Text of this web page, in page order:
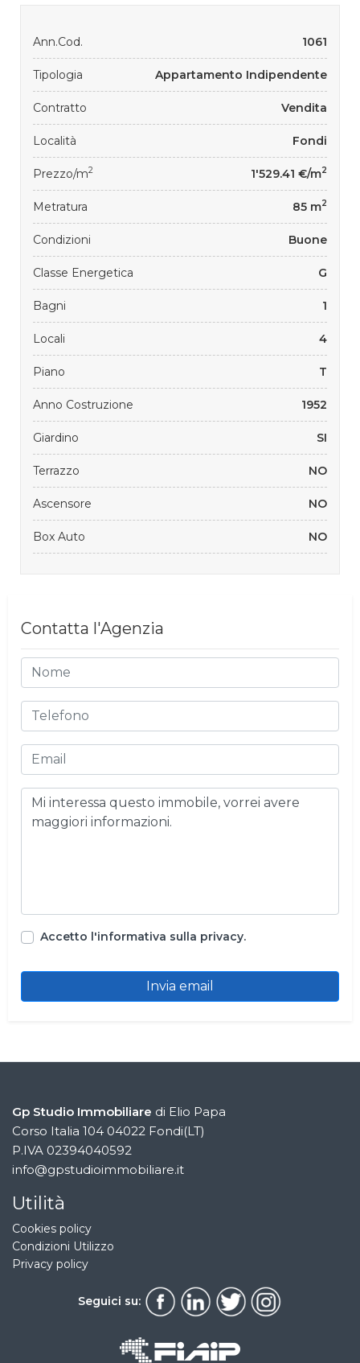
Ann.Cod. 1061
Tipologia Appartamento Indipendente
Contratto Vendita
Località Fondi
Prezzo/m2 1'529.41 €/m2
Metratura 85 m2
Condizioni Buone
Classe Energetica G
Bagni 1
Locali 4
Piano T
Anno Costruzione 1952
Giardino SI
Terrazzo NO
Ascensore NO
Box Auto NO
Contatta l'Agenzia
Accetto l'informativa sulla privacy.
Invia email
Gp Studio Immobiliare di Elio Papa
Corso Italia 104 04022 Fondi(LT)
P.IVA 02394040592
info@gpstudioimmobiliare.it
Utilità
Cookies policy
Condizioni Utilizzo
Privacy policy
Seguici su: